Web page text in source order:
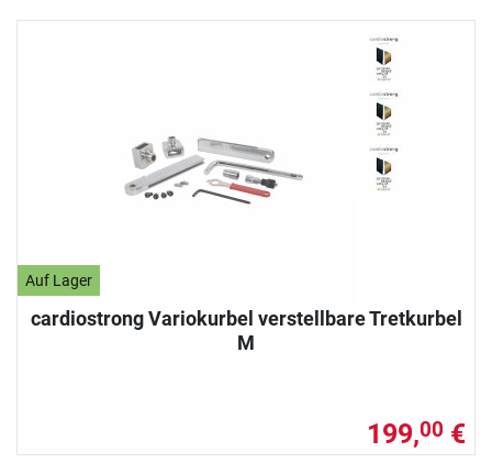
Auf Lager
cardiostrong Variokurbel verstellbare Tretkurbel
M
199,00 €